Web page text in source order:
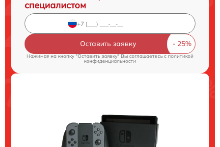
специалистом
Оставить заявку
Нажимая на кнопку "Оставить заявку" Вы соглашаетесь c политикой
конфиденциальности